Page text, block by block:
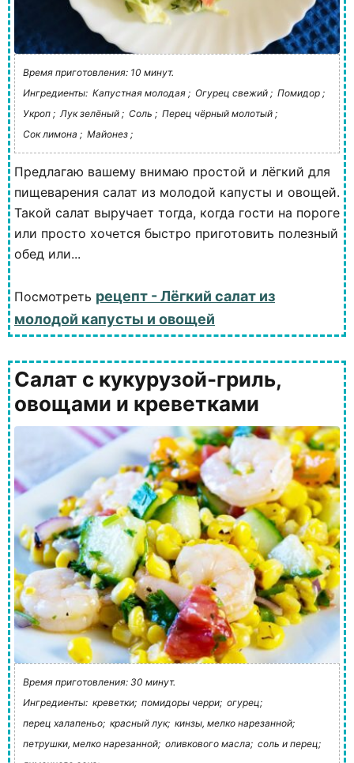
Время приготовления: 10 минут.
Ингредиенты: Капустная молодая ; Огурец свежий ; Помидор ;
Укроп ; Лук зелёный ; Соль ; Перец чёрный молотый ;
Сок лимона ; Майонез ;
Предлагаю вашему внимаю простой и лёгкий для
пищеварения салат из молодой капусты и овощей.
Такой салат выручает тогда, когда гости на пороге
или просто хочется быстро приготовить полезный
обед или...
Посмотреть рецепт - Лёгкий салат из
молодой капусты и овощей
Салат с кукурузой-гриль,
овощами и креветками
Время приготовления: 30 минут.
Ингредиенты: креветки; помидоры черри; огурец;
перец халапеньо; красный лук; кинзы, мелко нарезанной;
петрушки, мелко нарезанной; оливкового масла; соль и перец;